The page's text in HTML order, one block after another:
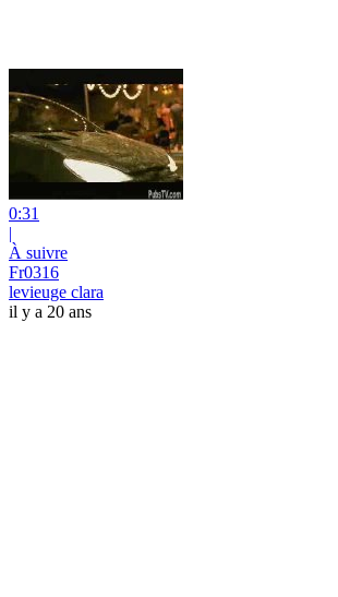
0:31
|
À suivre
Fr0316
levieuge clara
il y a 20 ans